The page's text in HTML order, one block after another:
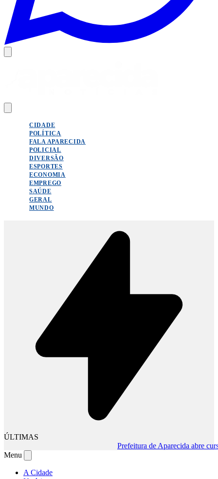
CIDADE
POLÍTICA
FALA APARECIDA
POLICIAL
DIVERSÃO
ESPORTES
ECONOMIA
EMPREGO
SAÚDE
GERAL
MUNDO
ÚLTIMAS
Prefeitura de Aparecida abre curso
Menu
A Cidade